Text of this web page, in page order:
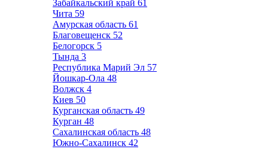
Забайкальский край 61
Чита 59
Амурская область 61
Благовещенск 52
Белогорск 5
Тында 3
Республика Марий Эл 57
Йошкар-Ола 48
Волжск 4
Киев 50
Курганская область 49
Курган 48
Сахалинская область 48
Южно-Сахалинск 42